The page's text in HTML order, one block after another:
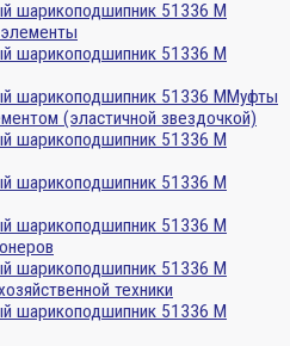
Муфты
(эластичной звездочкой)
техники